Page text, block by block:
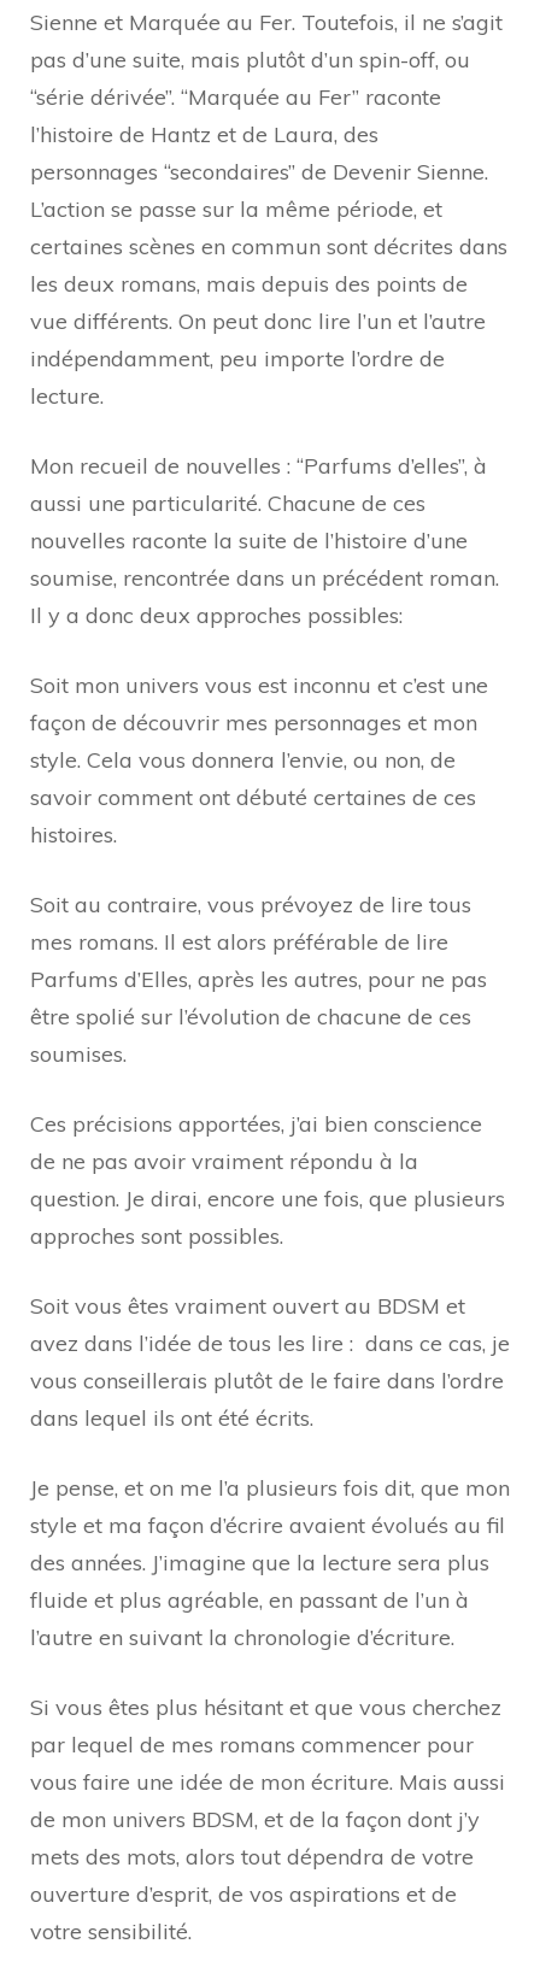
Sienne et Marquée au Fer. Toutefois, il ne s’agit
pas d’une suite, mais plutôt d’un spin-off, ou
“série dérivée”. “Marquée au Fer” raconte
l’histoire de Hantz et de Laura, des
personnages “secondaires” de Devenir Sienne.
L’action se passe sur la même période, et
certaines scènes en commun sont décrites dans
les deux romans, mais depuis des points de
vue différents. On peut donc lire l’un et l’autre
indépendamment, peu importe l’ordre de
lecture.
Mon recueil de nouvelles : “Parfums d’elles”, à
aussi une particularité. Chacune de ces
nouvelles raconte la suite de l’histoire d’une
soumise, rencontrée dans un précédent roman.
Il y a donc deux approches possibles:
Soit mon univers vous est inconnu et c’est une
façon de découvrir mes personnages et mon
style. Cela vous donnera l’envie, ou non, de
savoir comment ont débuté certaines de ces
histoires.
Soit au contraire, vous prévoyez de lire tous
mes romans. Il est alors préférable de lire
Parfums d’Elles, après les autres, pour ne pas
être spolié sur l’évolution de chacune de ces
soumises.
Ces précisions apportées, j’ai bien conscience
de ne pas avoir vraiment répondu à la
question. Je dirai, encore une fois, que plusieurs
approches sont possibles.
Soit vous êtes vraiment ouvert au BDSM et
avez dans l’idée de tous les lire : dans ce cas, je
vous conseillerais plutôt de le faire dans l’ordre
dans lequel ils ont été écrits.
Je pense, et on me l’a plusieurs fois dit, que mon
style et ma façon d’écrire avaient évolués au fil
des années. J’imagine que la lecture sera plus
fluide et plus agréable, en passant de l’un à
l’autre en suivant la chronologie d’écriture.
Si vous êtes plus hésitant et que vous cherchez
par lequel de mes romans commencer pour
vous faire une idée de mon écriture. Mais aussi
de mon univers BDSM, et de la façon dont j’y
mets des mots, alors tout dépendra de votre
ouverture d’esprit, de vos aspirations et de
votre sensibilité.